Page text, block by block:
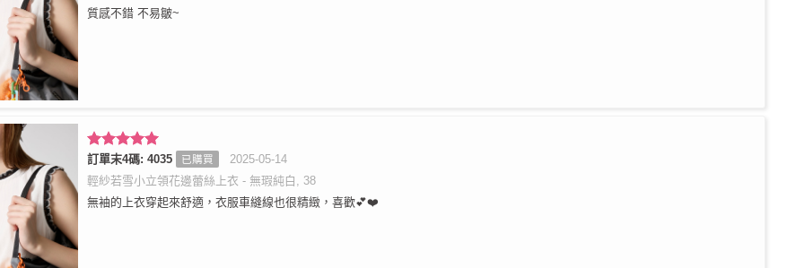
質感不錯 不易皺~
評分5滿
分 5
訂單末4碼: 4035 已購買
2025-05-14
輕紗若雪小立領花邊蕾絲上衣 - 無瑕純白, 38
無袖的上衣穿起來舒適，衣服車縫線也很精緻，喜歡💕❤️